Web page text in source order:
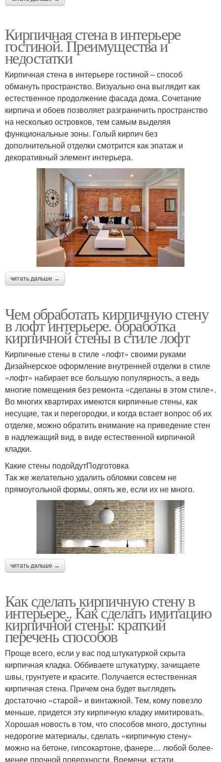
Кирпичная стена в интерьере
гостиной. Преимущества и
недостатки
Кирпичная стена в интерьере гостиной – способ
обмануть пространство. Визуально она выглядит как
естественное продолжение фасада дома. Сочетание
кирпича и обоев позволяет разграничить пространство
на несколько островков, тем самым выделяя
функциональные зоны. Голый кирпич без
дополнительной отделки смотрится как эпатаж и
декоративный элемент интерьера.
читать дальше →
Чем обработать кирпичную стену
в лофт интерьере. обработка
кирпичной стены в стиле лофт
Кирпичные стены в стиле «лофт» своими руками
Дизайнерское оформление внутренней отделки в стиле
«лофт» набирает все большую популярность, а ведь
многие помещения без ремонта «сделаны в этом стиле».
Во многих квартирах имеются кирпичные стены, как
несущие, так и перегородки, и когда встает вопрос об их
отделке, можно обратить внимание на приведение стен
в надлежащий вид, в виде естественной кирпичной
кладки.
Какие стены подойдутПодготовка
Так же желательно удалить обломки совсем не
прямоугольной формы, опять же, если их не много.
читать дальше →
Как сделать кирпичную стену в
интерьере.. Как сделать имитацию
кирпичной стены: краткий
перечень способов
Проще всего, если у вас под штукатуркой скрыта
кирпичная кладка. Оббиваете штукатурку, зачищаете
швы, грунтуете и красите. Получается естественная
кирпичная стена. Причем она будет выглядеть
достаточно «старой» и винтажной. Тем, кому повезло
меньше, придется эту кирпичную кладку имитировать.
Хорошая новость в том, что способов много, доступны
недорогие материалы, сделать «кирпичную стену»
можно на бетоне, гипсокартоне, фанере… любой более-
менее прочной поверхности. Времени, кстати,